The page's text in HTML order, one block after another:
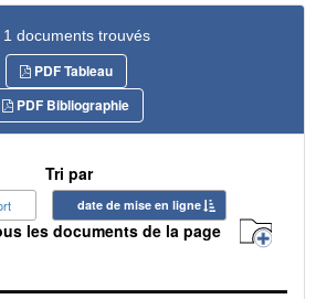
1 documents trouvés
PDF Tableau
PDF Bibliographie
Tri par
date de mise en ligne
les documents de la page